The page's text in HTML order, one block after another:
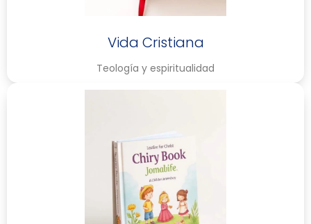
Vida Cristiana
Teología y espiritualidad